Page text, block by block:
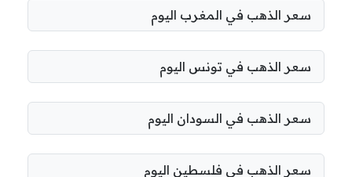
سعر الذهب في المغرب اليوم
سعر الذهب في تونس اليوم
سعر الذهب في السودان اليوم
سعر الذهب في فلسطين اليوم